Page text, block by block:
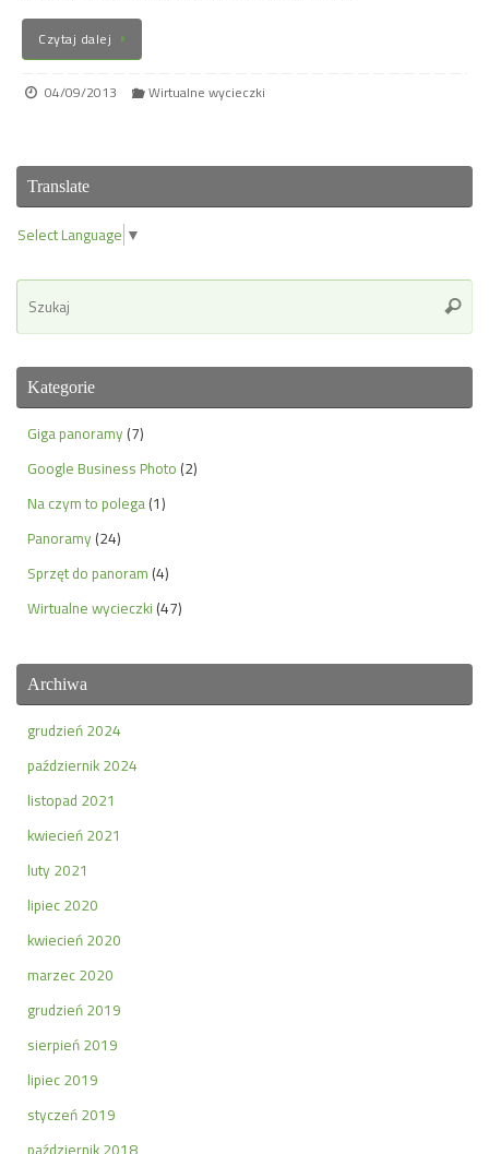
Czytaj dalej
04/09/2013 Wirtualne wycieczki
Translate
Select Language ▼
Kategorie
Giga panoramy (7)
Google Business Photo (2)
Na czym to polega (1)
Panoramy (24)
Sprzęt do panoram (4)
Wirtualne wycieczki (47)
Archiwa
grudzień 2024
październik 2024
listopad 2021
kwiecień 2021
luty 2021
lipiec 2020
kwiecień 2020
marzec 2020
grudzień 2019
sierpień 2019
lipiec 2019
styczeń 2019
październik 2018